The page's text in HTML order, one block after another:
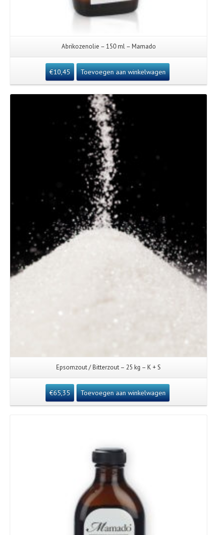
Abrikozenolie – 150 ml – Mamado
€10,45 Toevoegen aan winkelwagen
Details
Epsomzout / Bitterzout – 25 kg – K + S
€65,35 Toevoegen aan winkelwagen